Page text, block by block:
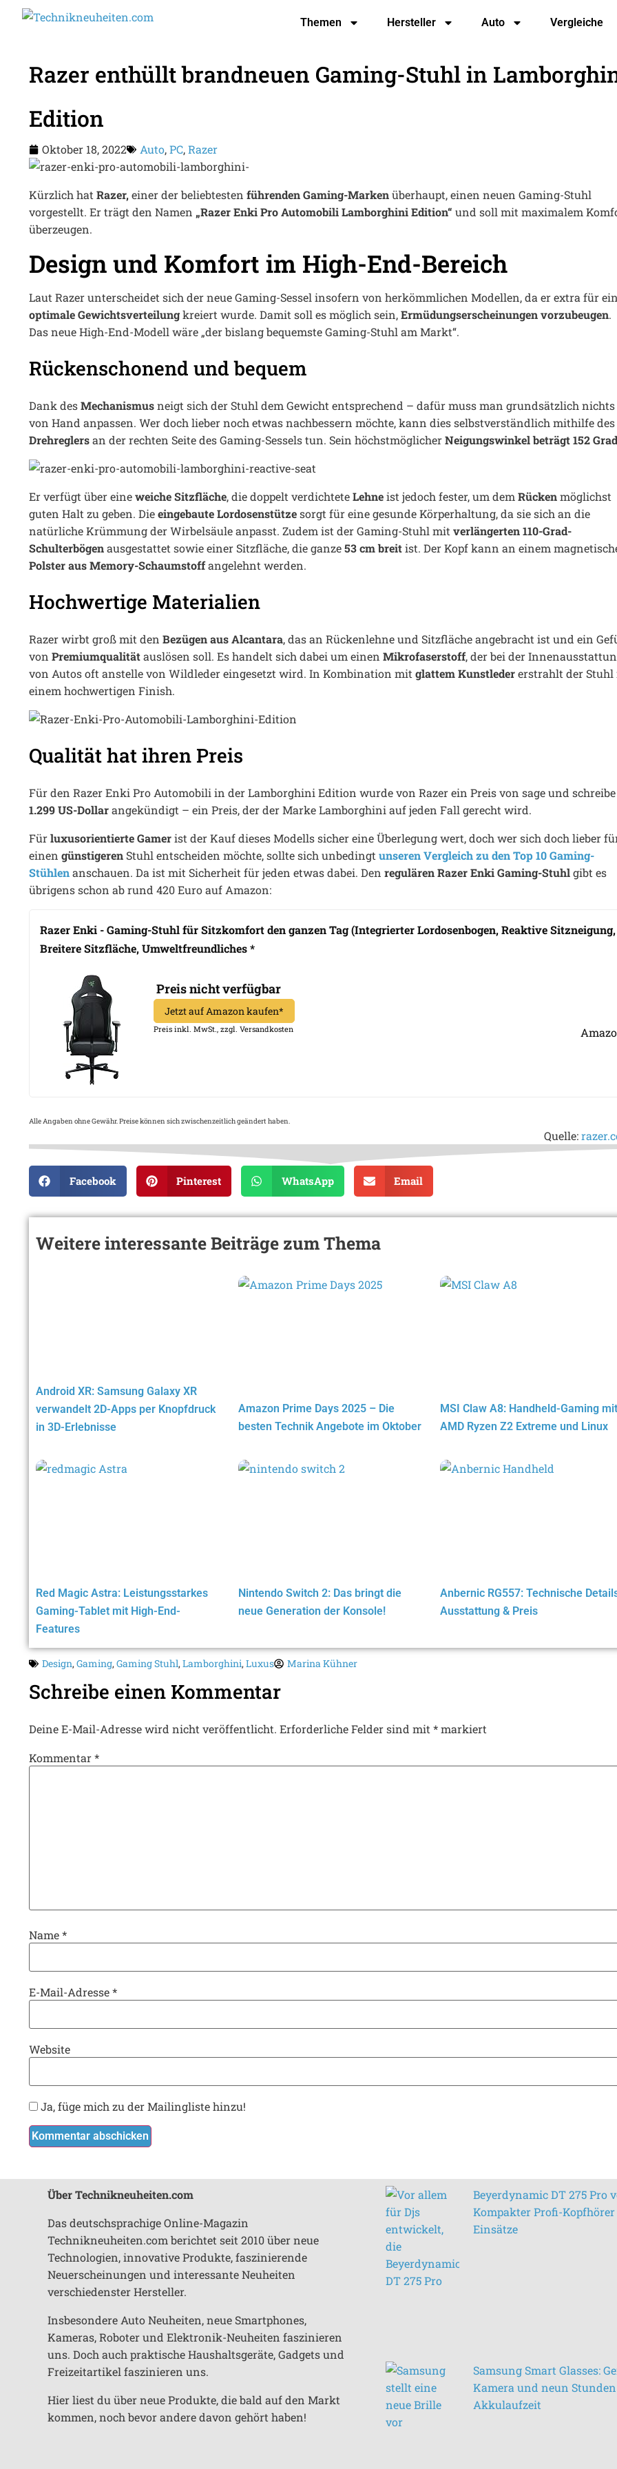
Themen Hersteller Auto Vergleiche
Razer enthüllt brandneuen Gaming-Stuhl in
Edition
Oktober 18, 2022 Auto,PC,Razer
Kürzlich hat Razer, einer der beliebtesten führenden Gaming-Markenüberhaupt, einen neuen Gaming-Stuhl
vorgestellt. Er trägt den Namen „Razer Enki Pro Automobili Lamborghini Edition“ und soll mit maximalem
überzeugen.
Design und Komfort im High-End-Bereich
Laut Razer unterscheidet sich der neue Gaming-Sessel insofern von herkömmlichen Modellen, da er extra für
optimale Gewichtsverteilungkreiert wurde. Damit soll es möglich sein,Ermüdungserscheinungen vorzubeugen.
Das neue High-End-Modell wäre „der bislang bequemste Gaming-Stuhl am Markt“.
Rückenschonend und bequem
Dank desMechanismusneigt sich der Stuhl dem Gewicht entsprechend – dafür muss man grundsätzlich nichts
von Hand anpassen. Wer doch lieber noch etwas nachbessern möchte, kann dies selbstverständlich mithilfe des
Drehreglersan der rechten Seite des Gaming-Sessels tun. Sein höchstmöglicherNeigungswinkel beträgt 152 Grad
Er verfügt über eineweiche Sitzfläche, die doppelt verdichteteLehneist jedoch fester, um dem Rückenmöglichst
guten Halt zu geben. Dieeingebaute Lordosenstützesorgt für eine gesunde Körperhaltung, da sie sich an die
natürliche Krümmung der Wirbelsäule anpasst. Zudem ist der Gaming-Stuhl mit verlängerten 110-Grad-
Schulterbögenausgestattet sowie einer Sitzfläche, die ganze53 cm breitist. Der Kopf kann an einem
Polster aus Memory-Schaumstoffangelehnt werden.
Hochwertige Materialien
Razer wirbt groß mit den Bezügen aus Alcantara, das an Rückenlehne und Sitzfläche angebracht ist und ein
von Premiumqualitätauslösen soll. Es handelt sich dabei um einen Mikrofaserstoff, der bei der
von Autos oft anstelle von Wildleder eingesetzt wird. In Kombination mit glattem Kunstledererstrahlt der Stuhl
einem hochwertigen Finish.
Qualität hat ihren Preis
Für den Razer Enki Pro Automobili in der Lamborghini Edition wurde von Razer ein Preis von sage und schreibe
1.299 US-Dollarangekündigt – ein Preis, der der Marke Lamborghini auf jeden Fall gerecht wird.
Fürluxusorientierte Gamerist der Kauf dieses Modells sicher eine Überlegung wert, doch wer sich doch lieber
einen günstigeren Stuhl entscheiden möchte, sollte sich unbedingt unseren Vergleich zu den Top 10 Gaming-
Stühlenanschauen. Da ist mit Sicherheit für jeden etwas dabei. Den regulären Razer Enki Gaming-Stuhlgibt es
übrigens schon ab rund 420 Euro auf Amazon:
Razer Enki - Gaming-Stuhl für Sitzkomfort den ganzen Tag (Integrierter Lordosenbogen, Reaktive Sitzneigung,
Breitere Sitzfläche, Umweltfreundliches *
Preis nicht verfügbar
Jetzt auf Amazon kaufen*
Preis inkl. MwSt., zzgl. Versandkosten
Alle Angaben ohne Gewähr. Preise können sich zwischenzeitlich geändert haben.
Quelle:
Facebook Pinterest WhatsApp Email
Weitere interessante Beiträge zum Thema
Android XR: Samsung Galaxy XR
verwandelt 2D-Apps per Knopfdruck
in 3D-Erlebnisse
Amazon Prime Days 2025 – Die
besten Technik Angebote im Oktober
MSI Claw A8: Handheld-Gaming
AMD Ryzen Z2 Extreme und Linux
Red Magic Astra: Leistungsstarkes
Gaming-Tablet mit High-End-
Features
Nintendo Switch 2: Das bringt die
neue Generation der Konsole!
Anbernic RG557: Technische
Ausstattung & Preis
Design, Gaming, Gaming Stuhl, Lamborghini, Luxus Marina Kühner
Schreibe einen Kommentar
Deine E-Mail-Adresse wird nicht veröffentlicht. Erforderliche Felder sind mit *markiert
Kommentar*
Name*
E-Mail-Adresse*
Website
Ja, füge mich zu der Mailingliste hinzu!
Über Technikneuheiten.com
Das deutschsprachige Online-Magazin
Technikneuheiten.com berichtet seit 2010 über neue
Technologien, innovative Produkte, faszinierende
Neuerscheinungen und interessante Neuheiten
verschiedenster Hersteller.
Insbesondere Auto Neuheiten, neue Smartphones,
Kameras, Roboter und Elektronik-Neuheiten faszinieren
uns. Doch auch praktische Haushaltsgeräte, Gadgets und
Freizeitartikel faszinieren uns.
Hier liest du über neue Produkte, die bald auf den Markt
kommen, noch bevor andere davon gehört haben!
Beyerdynamic DT 275 Pro
Kompakter Profi-
Einsätze
Samsung Smart Glasses:
Kamera und neun Stunden
Akkulaufzeit